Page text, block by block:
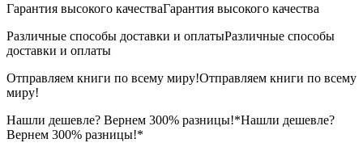
Гарантия высокого качестваГарантия высокого качества
Различные способы доставки и оплатыРазличные способы
доставки и оплаты
Отправляем книги по всему миру!Отправляем книги по всему
миру!
Нашли дешевле? Вернем 300% разницы!*Нашли дешевле?
Вернем 300% разницы!*